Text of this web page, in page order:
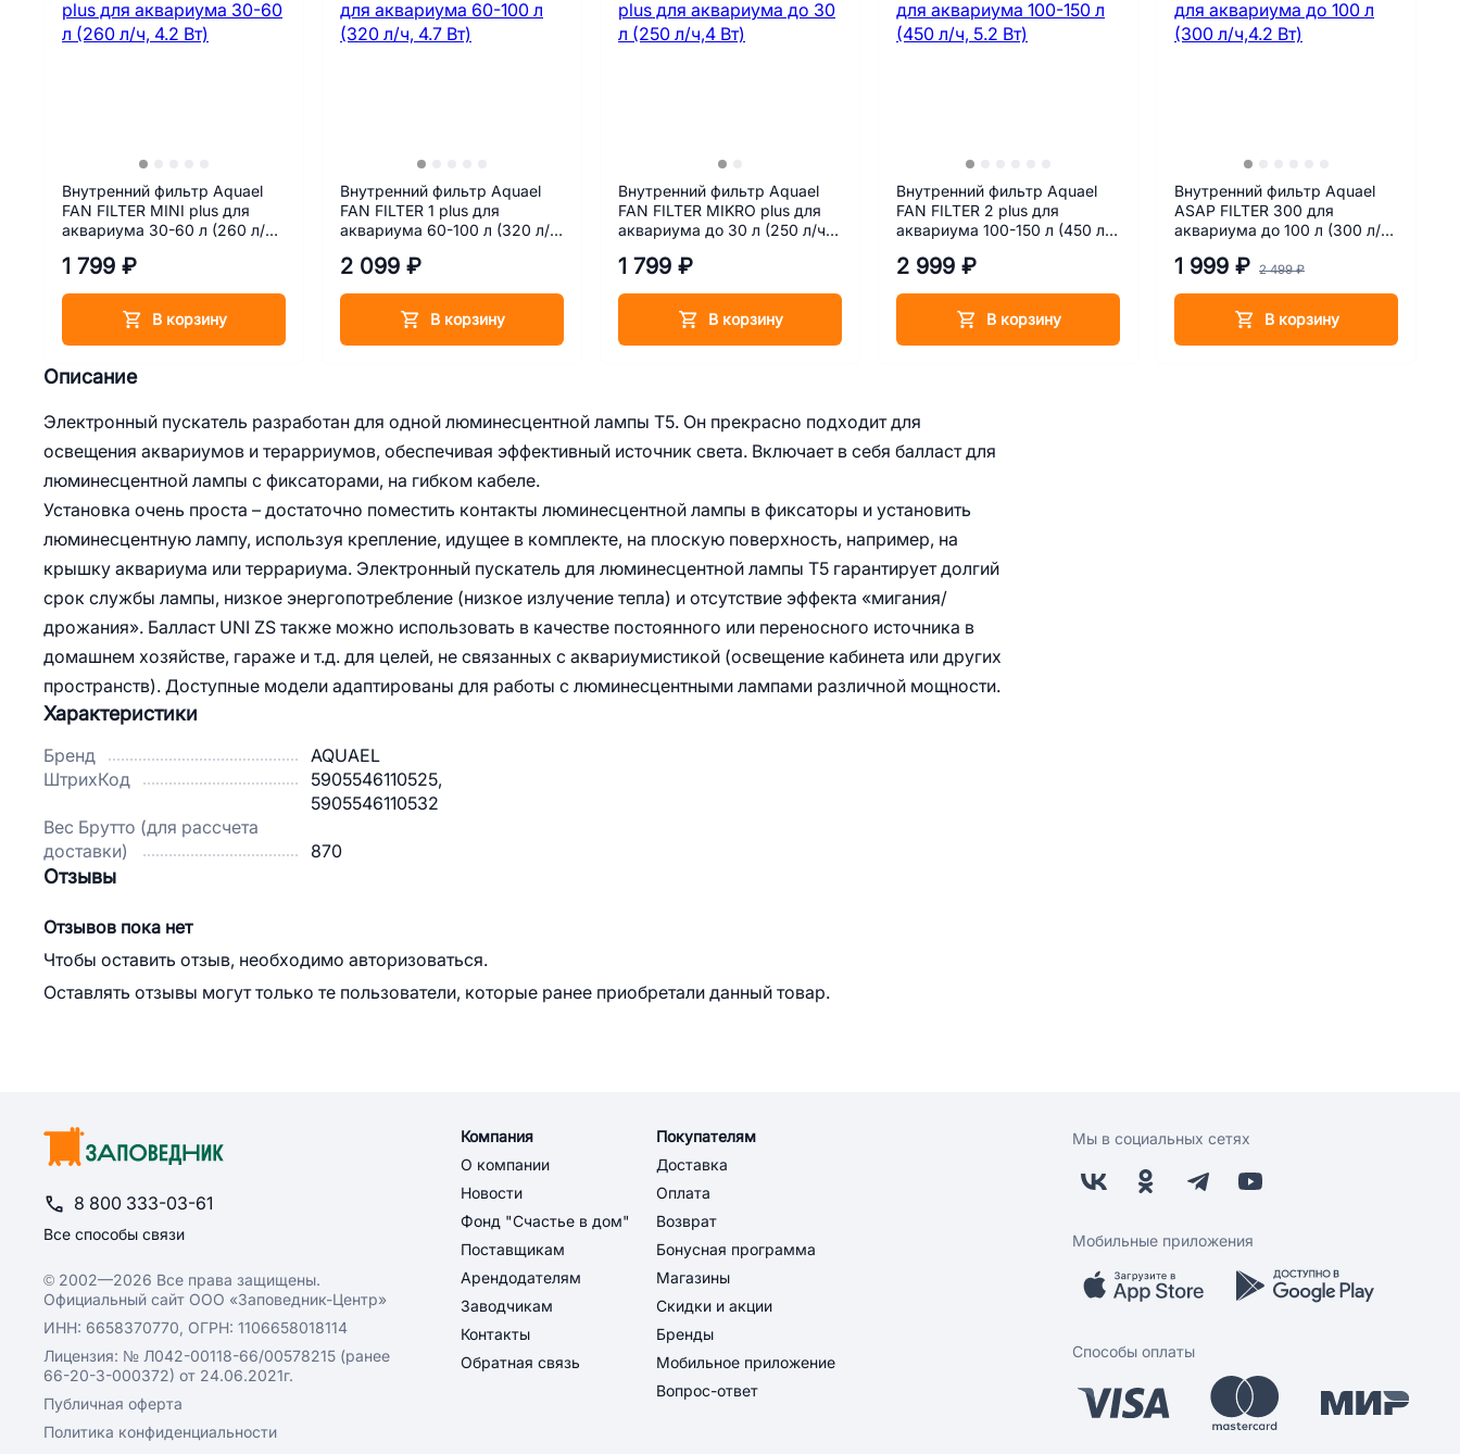
Описание
Электронный пускатель разработан для одной люминесцентной лампы Т5. Он прекрасно подходит для
освещения аквариумов и терарриумов, обеспечивая эффективный источник света. Включает в себя балласт для
люминесцентной лампы с фиксаторами, на гибком кабеле.
Установка очень проста – достаточно поместить контакты люминесцентной лампы в фиксаторы и установить
люминесцентную лампу, используя крепление, идущее в комплекте, на плоскую поверхность, например, на
крышку аквариума или террариума. Электронный пускатель для люминесцентной лампы Т5 гарантирует долгий
срок службы лампы, низкое энергопотребление (низкое излучение тепла) и отсутствие эффекта «мигания/
дрожания». Балласт UNI ZS также можно использовать в качестве постоянного или переносного источника в
домашнем хозяйстве, гараже и т.д. для целей, не связанных с аквариумистикой (освещение кабинета или других
пространств). Доступные модели адаптированы для работы с люминесцентными лампами различной мощности.
Внутренний фильтр Aquael
FAN FILTER MINI plus для
аквариума 30-60 л (260 л/ч,
1 799 ₽
В корзину
Внутренний фильтр Aquael
FAN FILTER 1 plus для
аквариума 60-100 л (320 л/ч,
2 099 ₽
В корзину
Внутренний фильтр Aquael
FAN FILTER MIKRO plus для
аквариума до 30 л (250 л/ч,4
1 799 ₽
В корзину
Внутренний фильтр Aquael
FAN FILTER 2 plus для
аквариума 100-150 л (450 л/
2 999 ₽
В корзину
Внутренний фильтр Aquael
ASAP FILTER 300 для
аквариума до 100 л (300 л/
1 999 ₽ 2 499 ₽
В корзину
Характеристики
Бренд
AQUAEL
ШтрихКод
5905546110525,
5905546110532
Вес Брутто (для рассчета
доставки)
870
Отзывы
Отзывов пока нет
Чтобы оставить отзыв, необходимо авторизоваться.
Оставлять отзывы могут только те пользователи, которые ранее приобретали данный товар.
8 800 333-03-61
Все способы связи
© 2002—2026 Все права защищены.
Официальный сайт ООО «Заповедник-Центр»
ИНН: 6658370770, ОГРН: 1106658018114
Лицензия: № Л042-00118-66/00578215 (ранее
66-20-3-000372) от 24.06.2021г.
Публичная оферта
Политика конфиденциальности
Компания
О компании
Новости
Фонд "Счастье в дом"
Поставщикам
Арендодателям
Заводчикам
Контакты
Обратная связь
Покупателям
Доставка
Оплата
Возврат
Бонусная программа
Магазины
Скидки и акции
Бренды
Мобильное приложение
Вопрос-ответ
Мы в социальных сетях
Мобильные приложения
Способы оплаты